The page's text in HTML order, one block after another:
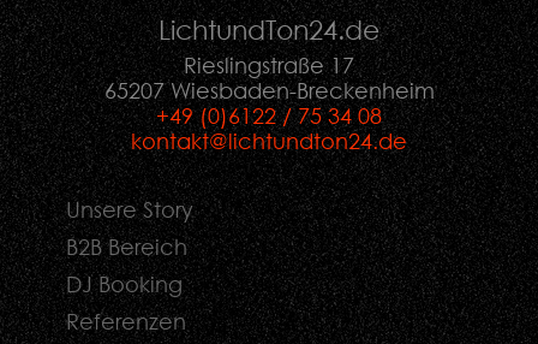
LichtundTon24.de
Rieslingstraße 17
65207 Wiesbaden-Breckenheim
+49 (0)6122 / 75 34 08
kontakt@lichtundton24.de
Unsere Story
B2B Bereich
DJ Booking
Referenzen